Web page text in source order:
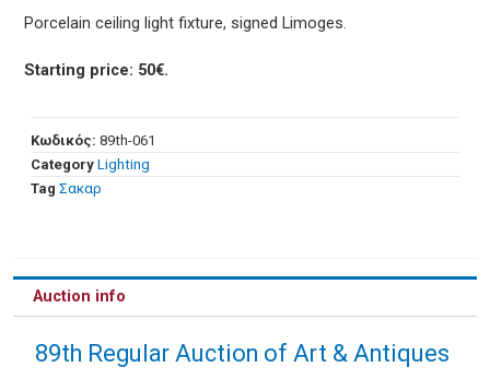
Porcelain ceiling light fixture, signed Limoges.
Starting price: 50€.
Κωδικός: 89th-061
Category Lighting
Tag Σακαρ
Auction info
89th Regular Auction of Art & Antiques